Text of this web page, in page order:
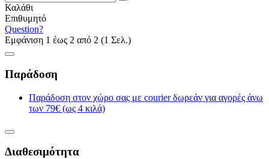
Καλάθι
Επιθυμητό
Question?
Εμφάνιση 1 έως 2 από 2 (1 Σελ.)
Παράδοση
Παράδοση στον χώρο σας με courier δωρεάν για αγορές άνω
των 79€ (ως 4 κιλά)
Διαθεσιμότητα